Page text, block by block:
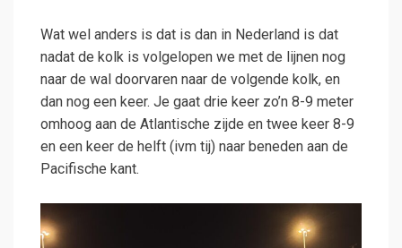
Wat wel anders is dat is dan in Nederland is dat
nadat de kolk is volgelopen we met de lijnen nog
naar de wal doorvaren naar de volgende kolk, en
dan nog een keer. Je gaat drie keer zo’n 8-9 meter
omhoog aan de Atlantische zijde en twee keer 8-9
en een keer de helft (ivm tij) naar beneden aan de
Pacifische kant.